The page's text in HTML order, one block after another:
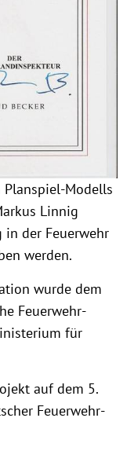
Modells
Linnig
der Feuerwehr
werden.
wurde dem
Feuerwehr-
für
auf dem 5.
Feuerwehr-